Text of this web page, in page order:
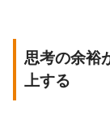
思考の余裕
上する